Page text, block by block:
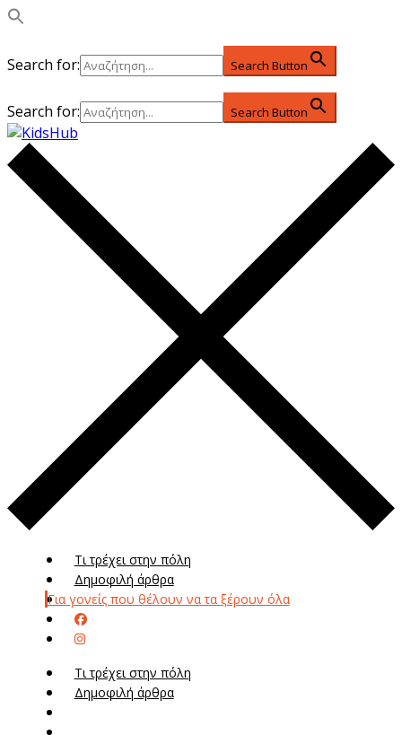
Search for: Search Button
Search for: Search Button
Τι τρέχει στην πόλη
Δημοφιλή άρθρα
Για γονείς που θέλουν να τα ξέρουν όλα
Τι τρέχει στην πόλη
Δημοφιλή άρθρα